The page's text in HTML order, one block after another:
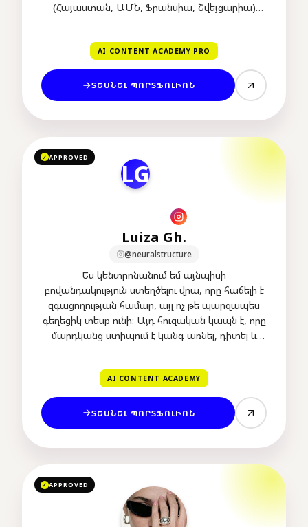
(Հայաստան, ԱՄՆ, Ֆրանսիա, Շվեյցարիա)
է, որը վերածում եմ ռազմավարական
լուծումների։
AI CONTENT ACADEMY PRO
ՏԵՍՆԵԼ ՊՈՐՏՖՈԼԻՈՆ
✓ APPROVED
LG
Luiza Gh.
@neuralstructure
Ես կենտրոնանում եմ այնպիսի
բովանդակություն ստեղծելու վրա, որը հաճելի է
զգացողության համար, այլ ոչ թե պարզապես
գեղեցիկ տեսք ունի։ Այդ հուզական կապն է, որը
մարդկանց ստիպում է կանգ առնել, դիտել և
AI CONTENT ACADEMY
ՏԵՍՆԵԼ ՊՈՐՏՖՈԼԻՈՆ
✓APPROVED